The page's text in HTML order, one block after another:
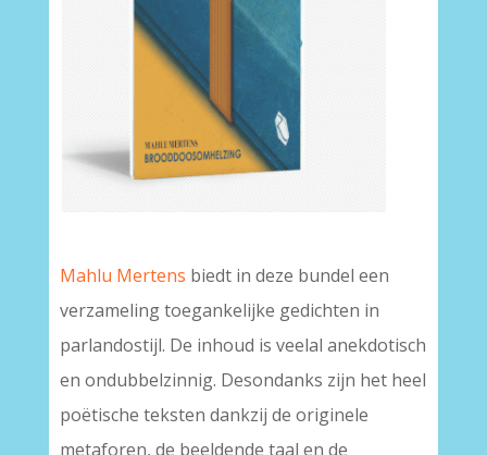
Mahlu Mertens biedt in deze bundel een
verzameling toegankelijke gedichten in
parlandostijl. De inhoud is veelal anekdotisch
en ondubbelzinnig. Desondanks zijn het heel
poëtische teksten dankzij de originele
metaforen, de beeldende taal en de